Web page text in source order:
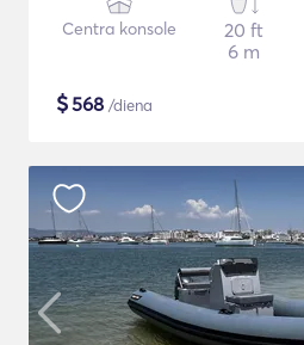
Centra konsole
20 ft
6 m
$568 /diena